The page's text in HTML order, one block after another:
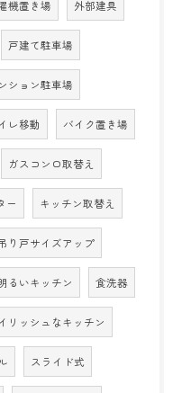
機置き場 外部建具
戸建て駐車場
ション駐車場
レ移動 バイク置き場
ガスコンロ取替え
ー キッチン取替え
り戸サイズアップ
るいキッチン 食洗器
リッシュなキッチン
スライド式